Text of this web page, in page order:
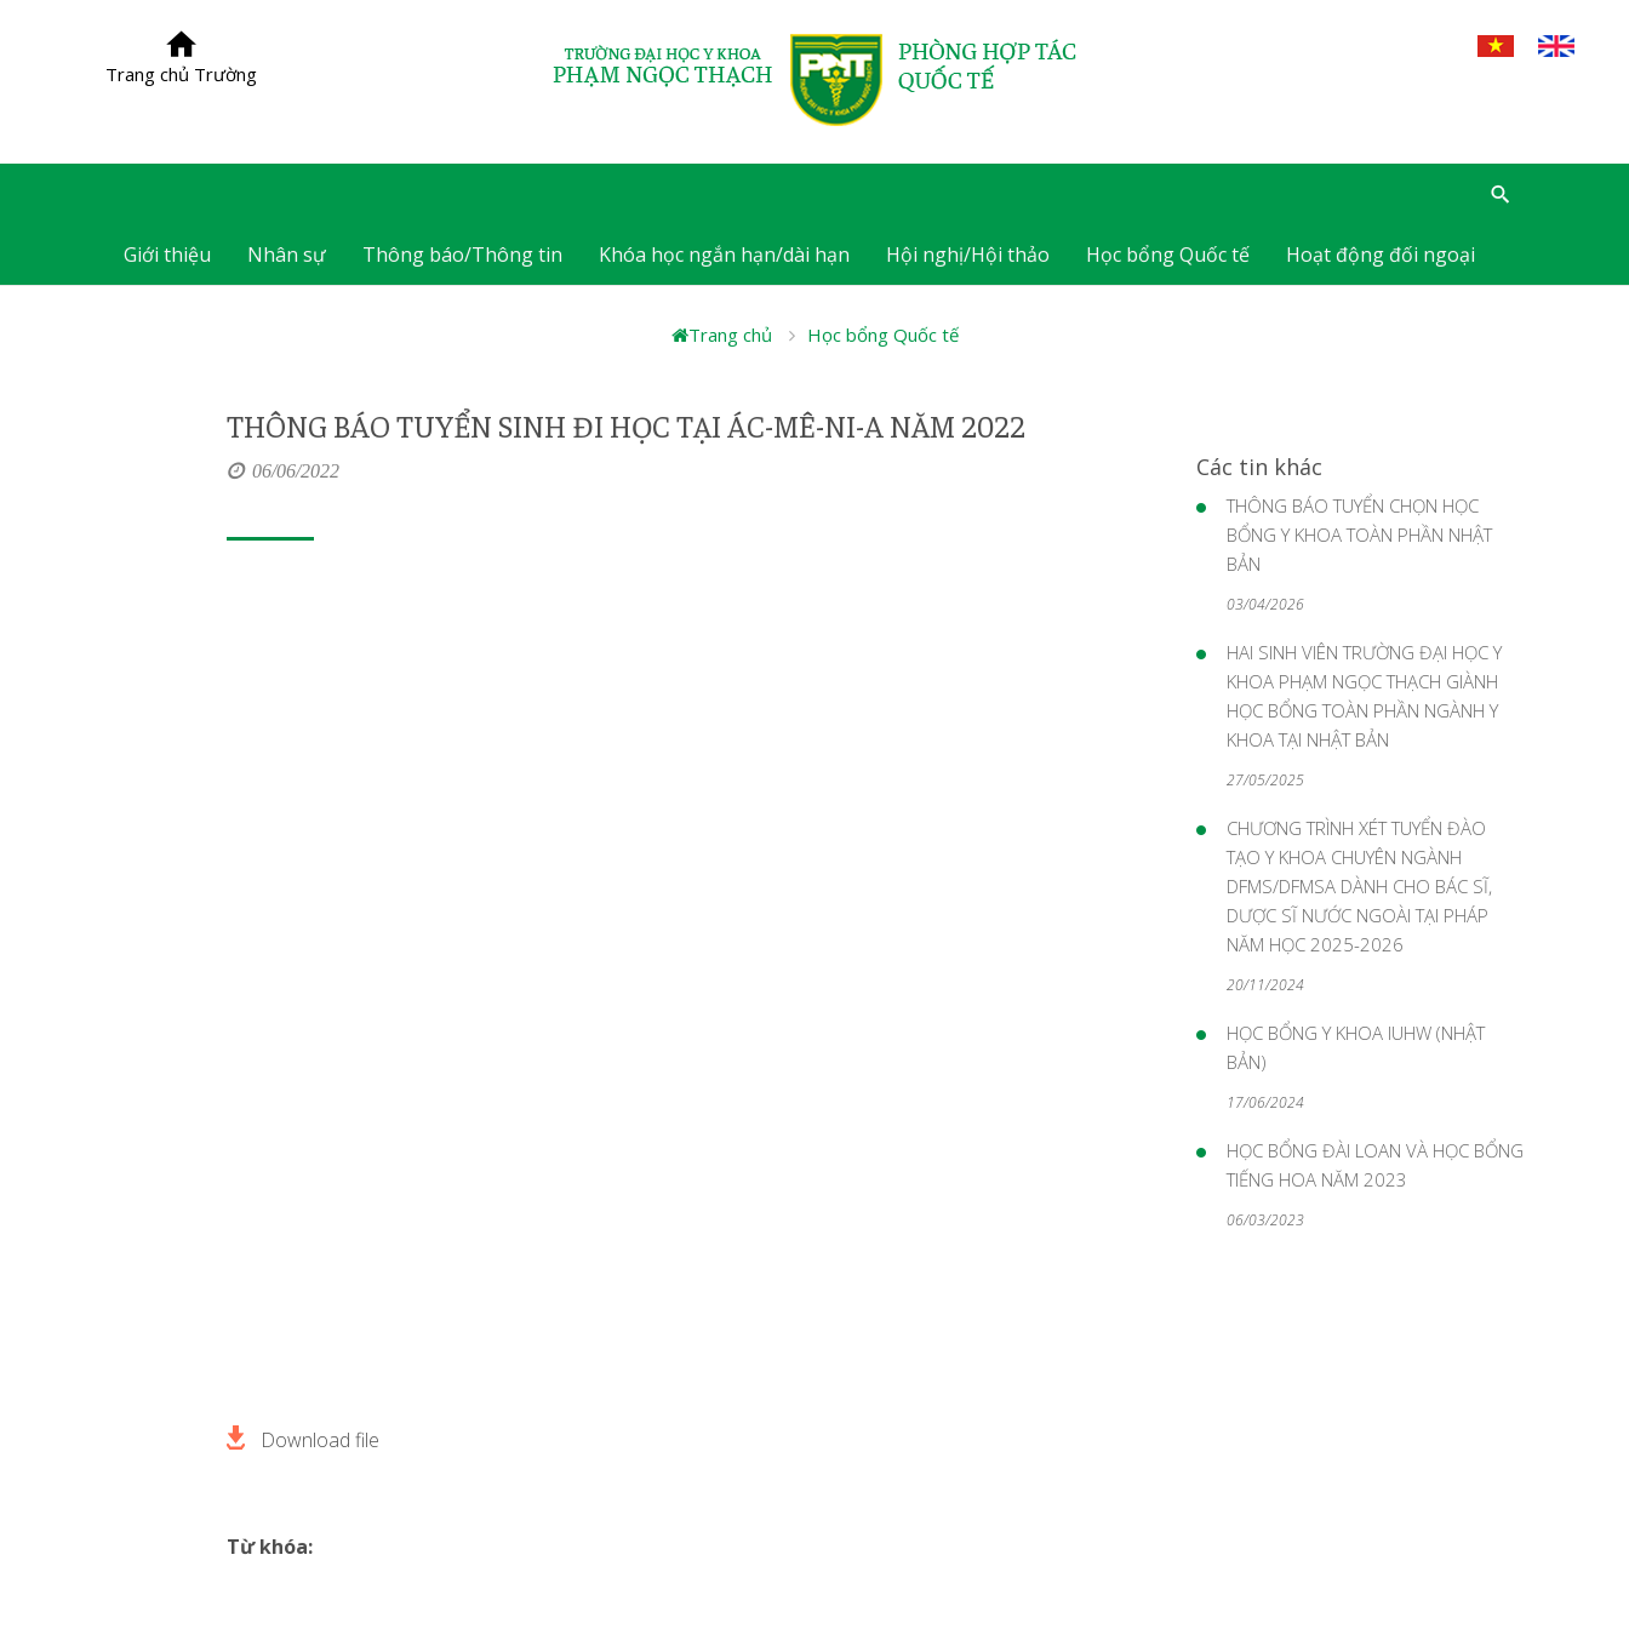
Trang chủ Trường
Giới thiệu Nhân sự Thông báo/Thông tin Khóa học ngắn hạn/dài hạn Hội nghị/Hội thảo Học bổng Quốc tế Hoạt động đối ngoại
Trang chủ Học bổng Quốc tế
THÔNG BÁO TUYỂN SINH ĐI HỌC TẠI ÁC-MÊ-NI-A NĂM 2022
06/06/2022
Download file
Từ khóa:
Các tin khác
THÔNG BÁO TUYỂN CHỌN HỌC
BỔNG Y KHOA TOÀN PHẦN NHẬT
BẢN
03/04/2026
HAI SINH VIÊN TRƯỜNG ĐẠI HỌC Y
KHOA PHẠM NGỌC THẠCH GIÀNH
HỌC BỔNG TOÀN PHẦN NGÀNH Y
KHOA TẠI NHẬT BẢN
27/05/2025
CHƯƠNG TRÌNH XÉT TUYỂN ĐÀO
TẠO Y KHOA CHUYÊN NGÀNH
DFMS/DFMSA DÀNH CHO BÁC SĨ,
DƯỢC SĨ NƯỚC NGOÀI TẠI PHÁP
NĂM HỌC 2025-2026
20/11/2024
HỌC BỔNG Y KHOA IUHW (NHẬT
BẢN)
17/06/2024
HỌC BỔNG ĐÀI LOAN VÀ HỌC BỔNG
TIẾNG HOA NĂM 2023
06/03/2023